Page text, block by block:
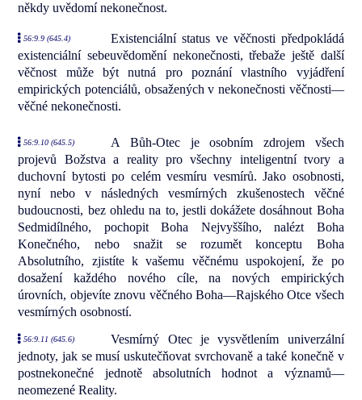
někdy uvědomí nekonečnost.
56:9.9 (645.4)
Existenciální status ve věčnosti předpokládá
existenciální sebeuvědomění nekonečnosti, třebaže ještě další
věčnost může být nutná pro poznání vlastního vyjádření
empirických potenciálů, obsažených v nekonečnosti věčnosti—
věčné nekonečnosti.
56:9.10 (645.5)
A Bůh-Otec je osobním zdrojem všech
projevů Božstva a reality pro všechny inteligentní tvory a
duchovní bytosti po celém vesmíru vesmírů. Jako osobnosti,
nyní nebo v následných vesmírných zkušenostech věčné
budoucnosti, bez ohledu na to, jestli dokážete dosáhnout Boha
Sedmidílného, pochopit Boha Nejvyššího, nalézt Boha
Konečného, nebo snažit se rozumět konceptu Boha
Absolutního, zjistíte k vašemu věčnému uspokojení, že po
dosažení každého nového cíle, na nových empirických
úrovních, objevíte znovu věčného Boha—Rajského Otce všech
vesmírných osobností.
56:9.11 (645.6)
Vesmírný Otec je vysvětlením univerzální
jednoty, jak se musí uskutečňovat svrchovaně a také konečně v
postnekonečné jednotě absolutních hodnot a významů—
neomezené Reality.